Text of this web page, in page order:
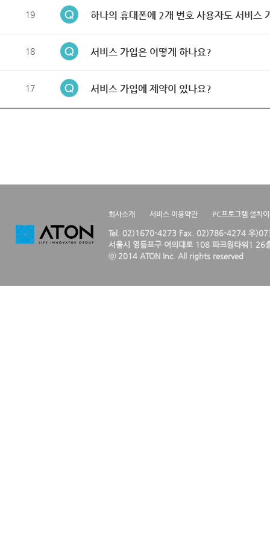
19 하나의 휴대폰에 2개 번호 사용자도 서비스
18 서비스 가입은 어떻게 하나요?
17 서비스 가입에 제약이 있나요?
회사소개 서비스 이용약관 PC프로그램 설치
Tel. 02)1670-4273 Fax. 02)786-4274 우
서울시 영등포구 여의대로 108 파크원타워1 26
ⓒ 2014 ATON Inc. All rights reserved